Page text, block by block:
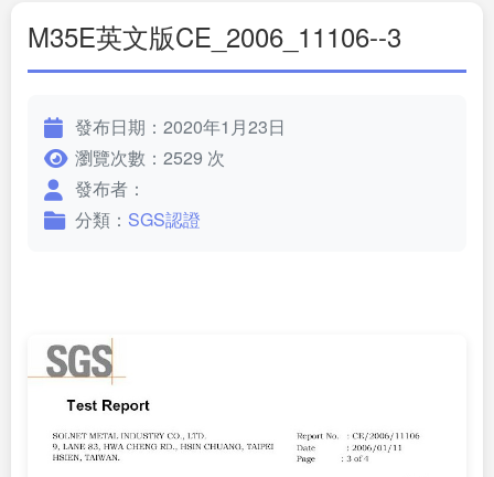
M35E英文版CE_2006_11106--3
發布日期：2020年1月23日
瀏覽次數：2529 次
發布者：
分類： SGS認證